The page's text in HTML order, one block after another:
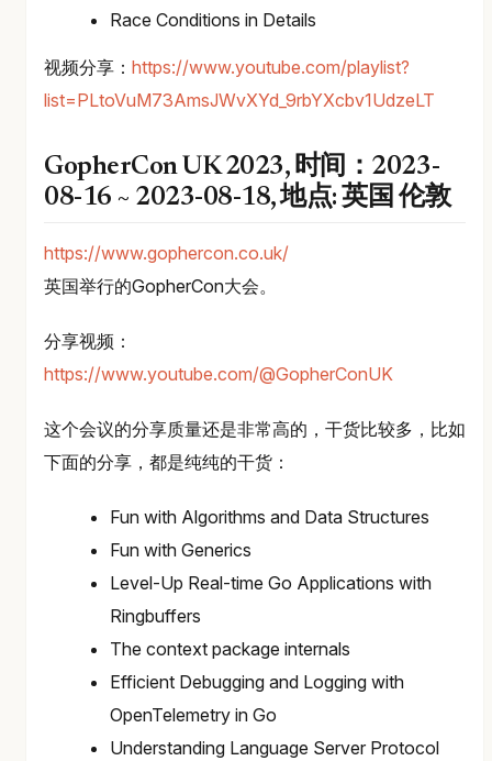
Race Conditions in Details
视频分享： https://www.youtube.com/playlist?
list=PLtoVuM73AmsJWvXYd_9rbYXcbv1UdzeLT
GopherCon UK 2023, 时间：2023-
08-16 ~ 2023-08-18, 地点: 英国 伦敦
https://www.gophercon.co.uk/
英国举行的GopherCon大会。
分享视频：
https://www.youtube.com/@GopherConUK
这个会议的分享质量还是非常高的，干货比较多，比如
下面的分享，都是纯纯的干货：
Fun with Algorithms and Data Structures
Fun with Generics
Level-Up Real-time Go Applications with
Ringbuffers
The context package internals
Efficient Debugging and Logging with
OpenTelemetry in Go
Understanding Language Server Protocol